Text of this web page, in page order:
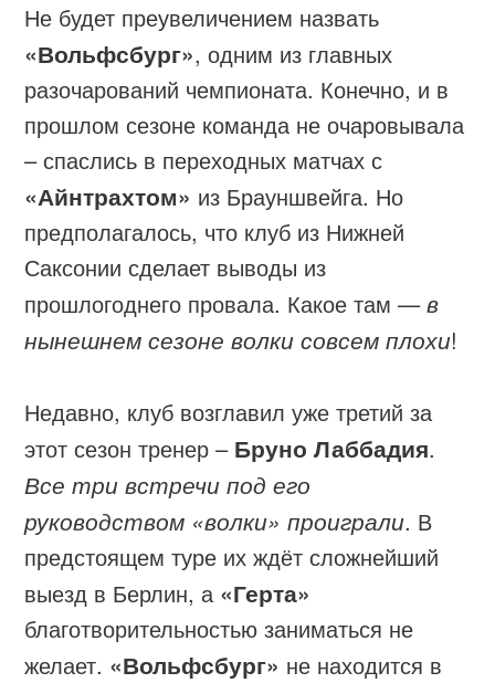
Не будет преувеличением назвать
«Вольфсбург», одним из главных
разочарований чемпионата. Конечно, и в
прошлом сезоне команда не очаровывала
– спаслись в переходных матчах с
«Айнтрахтом» из Брауншвейга. Но
предполагалось, что клуб из Нижней
Саксонии сделает выводы из
прошлогоднего провала. Какое там —в
нынешнем сезоне волки совсем плохи!
Недавно, клуб возглавил уже третий за
этот сезон тренер – Бруно Лаббадия.
Все три встречи под его
руководством «волки» проиграли. В
предстоящем туре их ждёт сложнейший
выезд в Берлин, а «Герта»
благотворительностью заниматься не
желает. «Вольфсбург» не находится в